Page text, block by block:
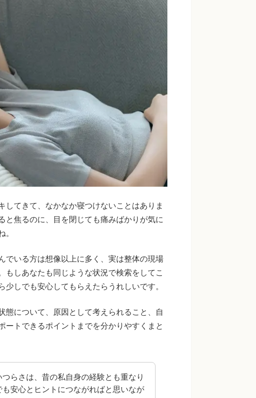
てきて、なかなか寝つけないことはありま
と焦るのに、目を閉じても痛みばかりが気に
でいる方は想像以上に多く、実は整体の現場
しあなたも同じような状況で検索をしてこ
しでも安心してもらえたらうれしいです。
について、原因として考えられること、自
トできるポイントまでを分かりやすくまと
らさは、昔の私自身の経験とも重なり
安心とヒントにつながればと思いなが